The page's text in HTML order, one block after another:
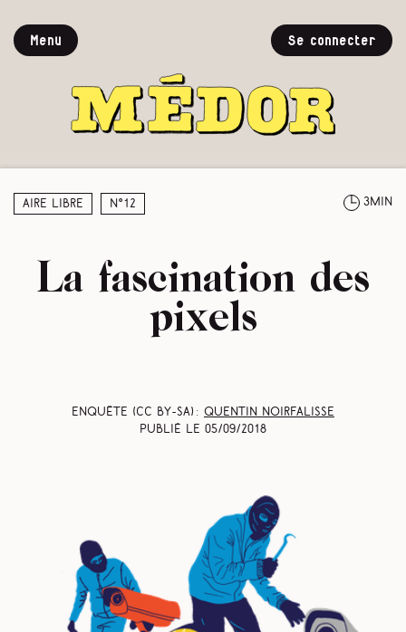
Menu Se connecter
Aire libre N°12 3min
La fascination des
pixels
Enquête (CC BY-SA) : Quentin Noirfalisse
Publié le 05/09/2018